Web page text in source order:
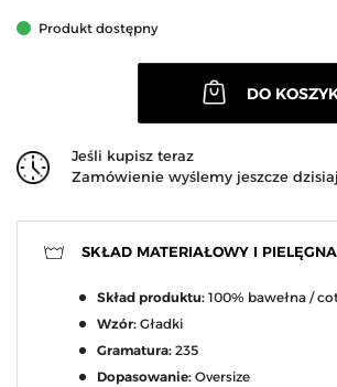
Produkt dostępny
DO
Jeśli kupisz teraz
Zamówienie wyślemy jeszcze
SKŁAD MATERIAŁOWY I
Skład produktu: 100% bawełna /
Wzór: Gładki
Gramatura: 235
Dopasowanie: Oversize